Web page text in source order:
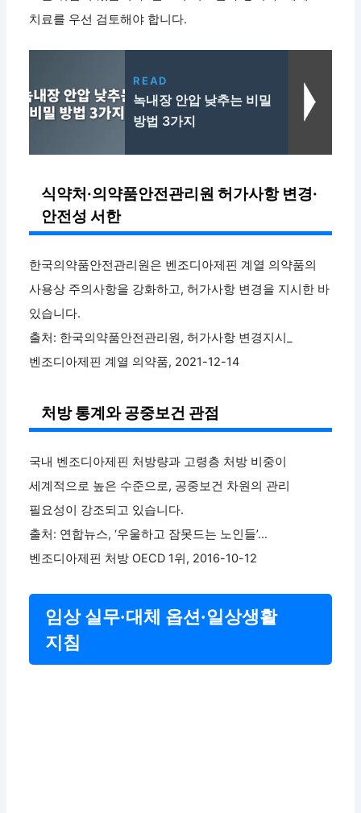
치료를 우선 검토해야 합니다.
READ
녹내장 안압 낮추는 비밀
방법 3가지
식약처·의약품안전관리원 허가사항 변경·
안전성 서한
한국의약품안전관리원은 벤조디아제핀 계열 의약품의
사용상 주의사항을 강화하고, 허가사항 변경을 지시한 바
있습니다.
출처: 한국의약품안전관리원, 허가사항 변경지시_
벤조디아제핀 계열 의약품, 2021-12-14
처방 통계와 공중보건 관점
국내 벤조디아제핀 처방량과 고령층 처방 비중이
세계적으로 높은 수준으로, 공중보건 차원의 관리
필요성이 강조되고 있습니다.
출처: 연합뉴스, ‘우울하고 잠못드는 노인들’…
벤조디아제핀 처방 OECD 1위, 2016-10-12
임상 실무·대체 옵션·일상생활
지침